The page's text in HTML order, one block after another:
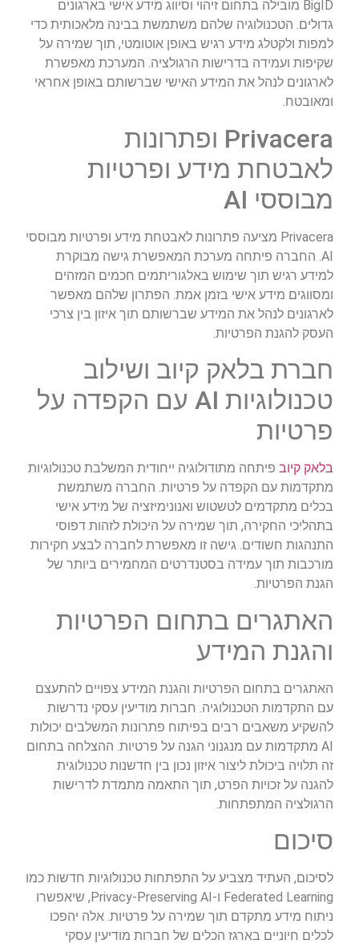
BigID מובילה בתחום זיהוי וסיווג מידע אישי בארגונים
גדולים. הטכנולוגיה שלהם משתמשת בבינה מלאכותית כדי
למפות ולקטלג מידע רגיש באופן אוטומטי, תוך שמירה על
שקיפות ועמידה בדרישות הרגולציה. המערכת מאפשרת
לארגונים לנהל את המידע האישי שברשותם באופן אחראי
ומאובטח.
Privacera ופתרונות
לאבטחת מידע ופרטיות
מבוססי AI
Privacera מציעה פתרונות לאבטחת מידע ופרטיות מבוססי
AI. החברה פיתחה מערכת המאפשרת גישה מבוקרת
למידע רגיש תוך שימוש באלגוריתמים חכמים המזהים
ומסווגים מידע אישי בזמן אמת. הפתרון שלהם מאפשר
לארגונים לנהל את המידע שברשותם תוך איזון בין צרכי
העסק להגנת הפרטיות.
חברת בלאק קיוב ושילוב
טכנולוגיות AI עם הקפדה על
פרטיות
בלאק קיוב פיתחה מתודולוגיה ייחודית המשלבת טכנולוגיות
מתקדמות עם הקפדה על פרטיות. החברה משתמשת
בכלים מתקדמים לטשטוש ואנונימיזציה של מידע אישי
בתהליכי החקירה, תוך שמירה על היכולת לזהות דפוסי
התנהגות חשודים. גישה זו מאפשרת לחברה לבצע חקירות
מורכבות תוך עמידה בסטנדרטים המחמירים ביותר של
הגנת הפרטיות.
האתגרים בתחום הפרטיות
והגנת המידע
האתגרים בתחום הפרטיות והגנת המידע צפויים להתעצם
עם התקדמות הטכנולוגיה. חברות מודיעין עסקי נדרשות
להשקיע משאבים רבים בפיתוח פתרונות המשלבים יכולות
AI מתקדמות עם מנגנוני הגנה על פרטיות. ההצלחה בתחום
זה תלויה ביכולת ליצור איזון נכון בין חדשנות טכנולוגית
להגנה על זכויות הפרט, תוך התאמה מתמדת לדרישות
הרגולציה המתפתחות.
סיכום
לסיכום, העתיד מצביע על התפתחות טכנולוגיות חדשות כמו
Federated Learning ו-Privacy-Preserving AI, שיאפשרו
ניתוח מידע מתקדם תוך שמירה על פרטיות. אלה יהפכו
לכלים חיוניים בארגז הכלים של חברות מודיעין עסקי